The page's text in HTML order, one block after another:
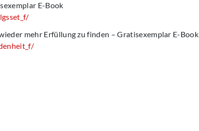
E-Book
mehr Erfüllung zu finden – Gratisexemplar E-Book